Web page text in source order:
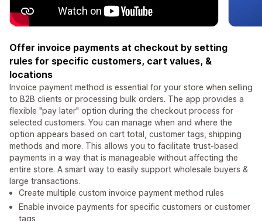
Offer invoice payments at checkout by setting
rules for specific customers, cart values, &
locations
Invoice payment method is essential for your store when selling
to B2B clients or processing bulk orders. The app provides a
flexible "pay later" option during the checkout process for
selected customers. You can manage when and where the
option appears based on cart total, customer tags, shipping
methods and more. This allows you to facilitate trust-based
payments in a way that is manageable without affecting the
entire store. A smart way to easily support wholesale buyers &
large transactions.
Create multiple custom invoice payment method rules
Enable invoice payments for specific customers or customer
tags